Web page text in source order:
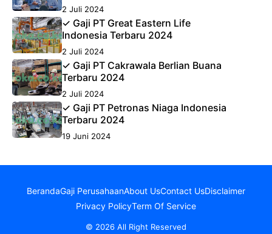
2 Juli 2024
✓ Gaji PT Great Eastern Life
Indonesia Terbaru 2024
2 Juli 2024
✓ Gaji PT Cakrawala Berlian Buana
Terbaru 2024
2 Juli 2024
✓ Gaji PT Petronas Niaga Indonesia
Terbaru 2024
19 Juni 2024
BerandaGaji PerusahaanAbout UsContact UsDisclaimer
Privacy PolicyTerm Of Service
© 2026 All Right Reserved